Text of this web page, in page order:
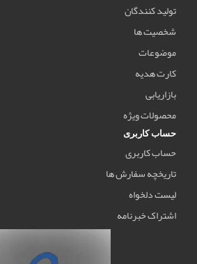
تولید کنندگان
شخصیت ها
موضوعات
کارت هدیه
بازاریابی
محصولات ویژه
حساب کاربری
حساب کاربری
تاریخچه سفارش ها
لیست دلخواه
اشتراک خبرنامه